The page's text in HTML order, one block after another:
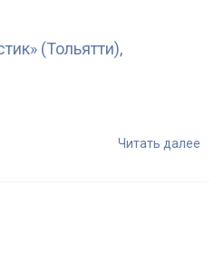
(Тольятти),
Читать далее